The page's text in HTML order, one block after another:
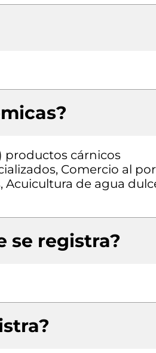
productos cárnicos
Comercio al por
de agua
se registra?